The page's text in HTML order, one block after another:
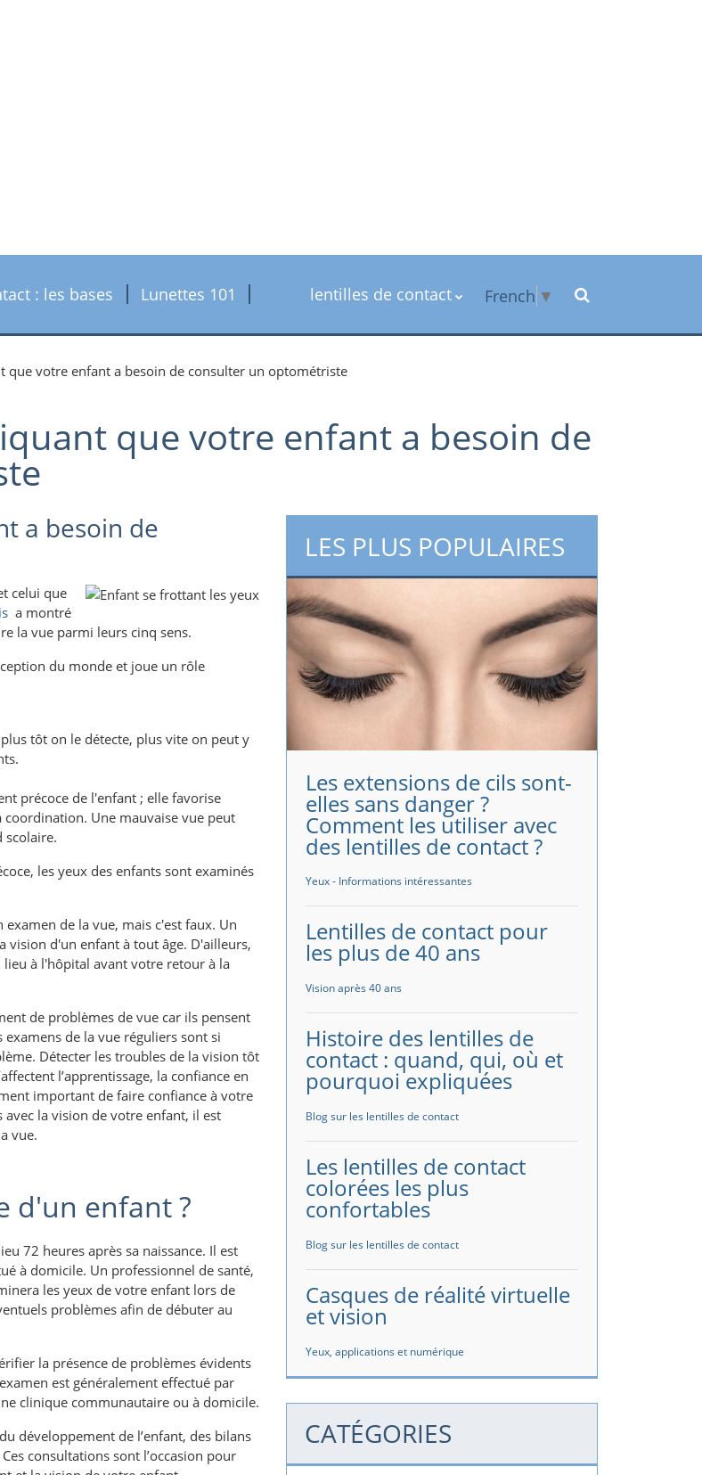
: les bases
Lunettes 101
lentilles de contact French ▼
que votre enfant a besoin de consulter un optométriste
que votre enfant a besoin de
a besoin de
celui que
a montré
la vue parmi leurs cinq sens.
du monde et joue un rôle
tôt on le détecte, plus vite on peut y
précoce de l'enfant ; elle favorise
coordination. Une mauvaise vue peut
scolaire.
les yeux des enfants sont examinés
de la vue, mais c'est faux. Un
d'un enfant à tout âge. D'ailleurs,
à l'hôpital avant votre retour à la
de problèmes de vue car ils pensent
de la vue réguliers sont si
Détecter les troubles de la vision tôt
l’apprentissage, la confiance en
important de faire confiance à votre
la vision de votre enfant, il est
vue.
d'un enfant ?
72 heures après sa naissance. Il est
à domicile. Un professionnel de santé,
les yeux de votre enfant lors de
problèmes afin de débuter au
la présence de problèmes évidents
est généralement effectué par
clinique communautaire ou à domicile.
développement de l’enfant, des bilans
consultations sont l’occasion pour
LES PLUS POPULAIRES
Les extensions de cils sont-
elles sans danger ?
Comment les utiliser avec
des lentilles de contact ?
Yeux - Informations intéressantes
Lentilles de contact pour
les plus de 40 ans
Vision après 40 ans
Histoire des lentilles de
contact : quand, qui, où et
pourquoi expliquées
Blog sur les lentilles de contact
Les lentilles de contact
colorées les plus
confortables
Blog sur les lentilles de contact
Casques de réalité virtuelle
et vision
Yeux, applications et numérique
CATÉGORIES